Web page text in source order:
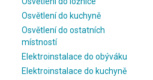
Osvětlení do kuchyně
Osvětlení do ostatních
místností
Elektroinstalace do obýváku
Elektroinstalace do kuchyně